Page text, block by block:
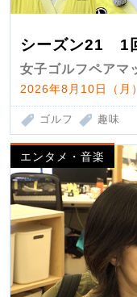
シーズン21 1
女子ゴルフペアマ
2026年8月10日（月
ゴルフ 趣味
エンタメ・音楽